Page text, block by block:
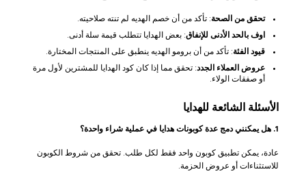
تحقق من الصحة: تأكد من أن خصم الهديه لم تنته صلاحيته.
اوف بالحد الأدنى للإنفاق: بعض الهدايا تتطلب قيمة سلة أدنى.
قيود الفئة: تأكد من أن برومو الهديه ينطبق على المنتجات المختارة.
عروض العملاء الجدد: تحقق مما إذا كان كود الهدايا للمشترين لأول مرة
أو صفقات الولاء.
الأسئلة الشائعة للهدايا
1. هل يمكنني دمج عدة كوبونات هدايا في عملية شراء واحدة؟
عادة، يمكن تطبيق كوبون واحد فقط لكل طلب. تحقق من شروط الكوبون
للاستثناءات أو عروض الحزمة.